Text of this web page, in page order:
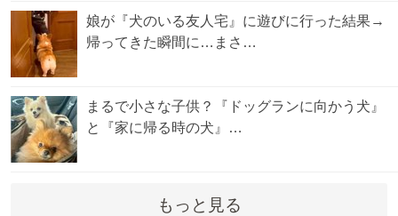
娘が『犬のいる友人宅』に遊びに行った結果→
帰ってきた瞬間に…まさ…
まるで小さな子供？『ドッグランに向かう犬』
と『家に帰る時の犬』…
もっと見る